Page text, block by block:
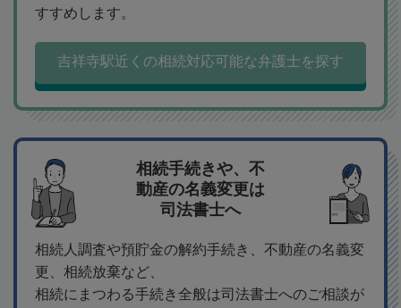
すすめします。
吉祥寺駅近くの相続対応可能な弁護士を探す
相続手続きや、不
動産の名義変更は
司法書士へ
相続人調査や預貯金の解約手続き、不動産の名義変
更、相続放棄など、
相続にまつわる手続き全般は司法書士へのご相談が